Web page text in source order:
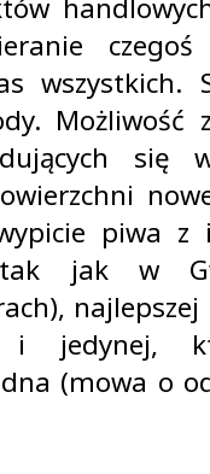
czegoś
wszystkich.
Możliwość
się
piwa z
jak w
najlepszej
i jedynej,
(mowa o